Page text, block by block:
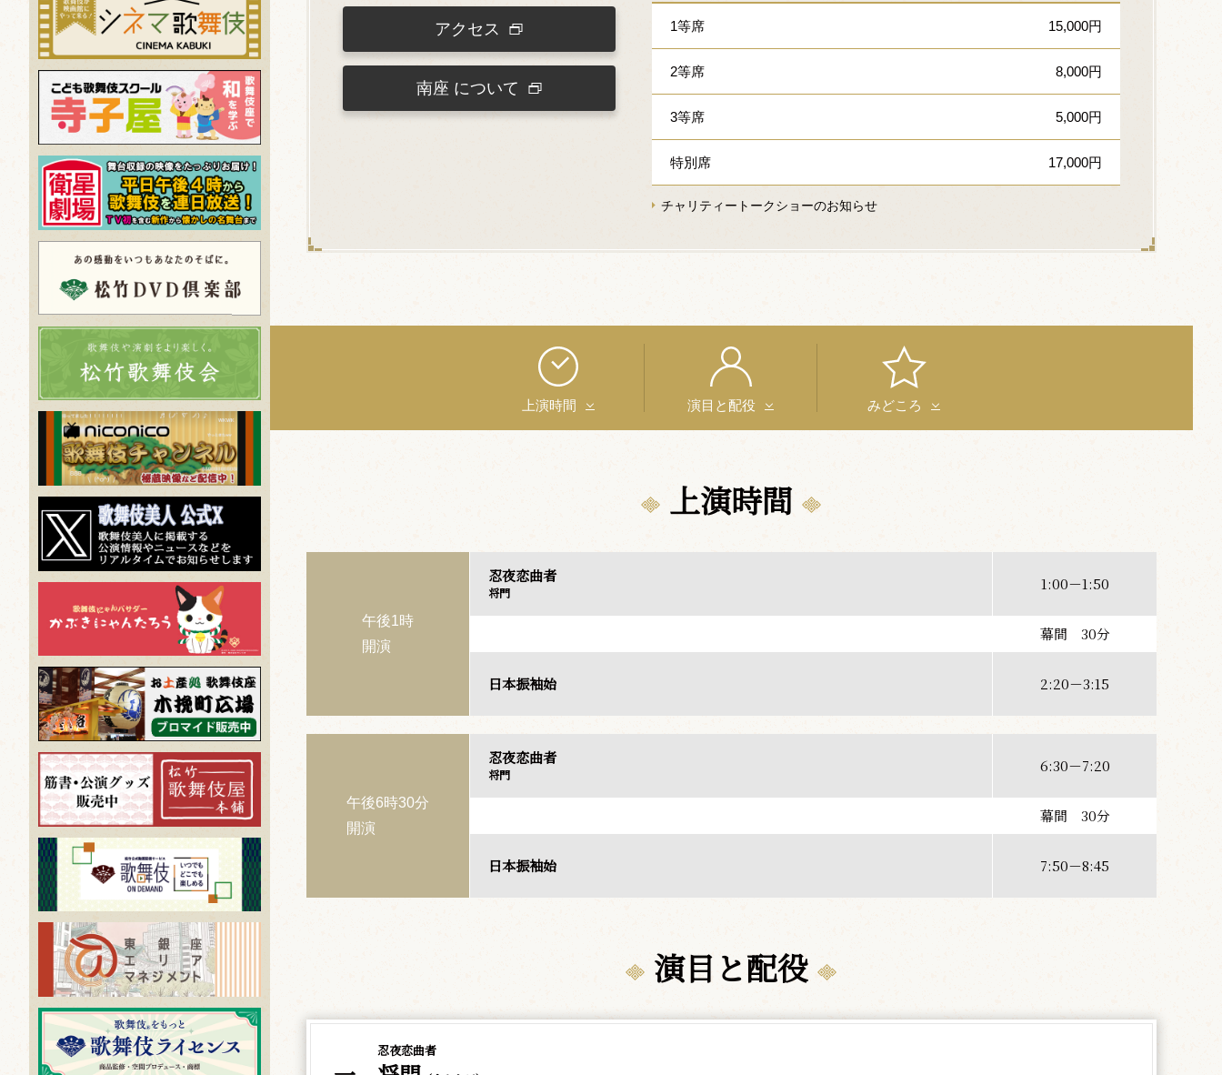
1等席 15,000円
2等席 8,000円
3等席 5,000円
特別席 17,000円
チャリティートークショーのお知らせ
アクセス
南座 について
上演時間 演目と配役 みどころ
上演時間
午後1時
開演
忍夜恋曲者
将門 1:00－1:50
幕間 30分
日本振袖始 2:20－3:15
午後6時30分
開演
忍夜恋曲者
将門 6:30－7:20
幕間 30分
日本振袖始 7:50－8:45
演目と配役
忍夜恋曲者